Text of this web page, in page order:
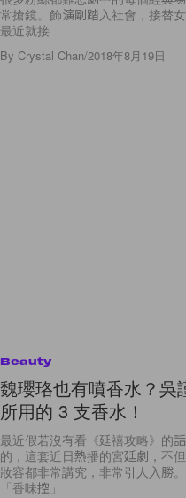
常搶鏡。飾演剛踏入社會，接替
最近就接
By Crystal Chan/2018年8月19日
Beauty
魏瓔珞也有噴香水？吳
所用的 3 支香水！
最近假若沒有看《延禧攻略》的
的，這套近日熱播的宮廷劇，不
妝容都非常講究，非常引人入勝
「香味控」